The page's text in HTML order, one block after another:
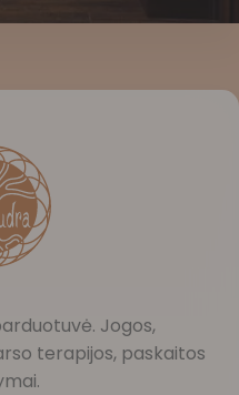
Jogos,
terapijos, paskaitos